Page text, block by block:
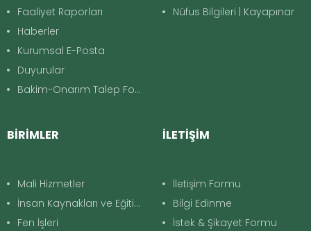
Faaliyet Raporları
Haberler
Kurumsal E-Posta
Duyurular
Bakim-Onarım Talep Formu
Nüfus Bilgileri | Kayapınar
BİRİMLER
Mali Hizmetler
İnsan Kaynakları ve Eğitim
Fen İşleri
İLETİŞİM
İletişim Formu
Bilgi Edinme
İstek & Şikayet Formu